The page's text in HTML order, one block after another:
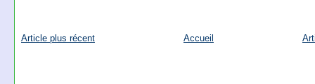
Article plus récent Accueil